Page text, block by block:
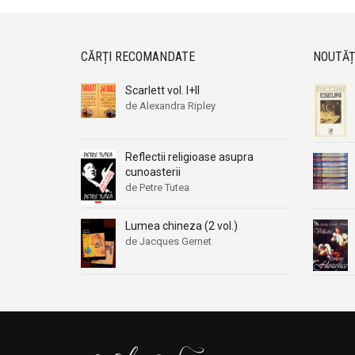
CĂRȚI RECOMANDATE
Scarlett vol. I+II
de Alexandra Ripley
Reflectii religioase asupra
cunoasterii
de Petre Tutea
Lumea chineza (2 vol.)
de Jacques Gernet